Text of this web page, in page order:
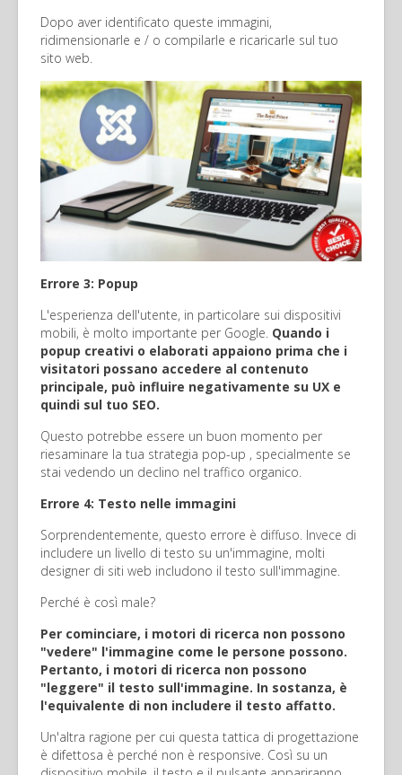
Dopo aver identificato queste immagini,
ridimensionarle e / o compilarle e ricaricarle sul tuo
sito web.
Errore 3: Popup
L'esperienza dell'utente, in particolare sui dispositivi
mobili, è molto importante per Google. Quando i
popup creativi o elaborati appaiono prima che i
visitatori possano accedere al contenuto
principale, può influire negativamente su UX e
quindi sul tuo SEO.
Questo potrebbe essere un buon momento per
riesaminare la tua strategia pop-up , specialmente se
stai vedendo un declino nel traffico organico.
Errore 4: Testo nelle immagini
Sorprendentemente, questo errore è diffuso. Invece di
includere un livello di testo su un'immagine, molti
designer di siti web includono il testo sull'immagine.
Perché è così male?
Per cominciare, i motori di ricerca non possono
"vedere" l'immagine come le persone possono.
Pertanto, i motori di ricerca non possono
"leggere" il testo sull'immagine. In sostanza, è
l'equivalente di non includere il testo affatto.
Un'altra ragione per cui questa tattica di progettazione
è difettosa è perché non è responsive. Così su un